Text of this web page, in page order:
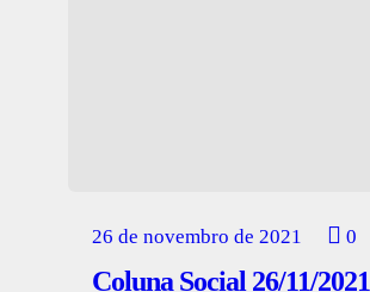
26 de novembro de 2021 0
Coluna Social 26/11/2021